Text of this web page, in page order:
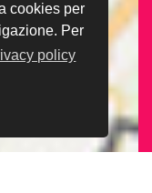
cookies per
Per
policy